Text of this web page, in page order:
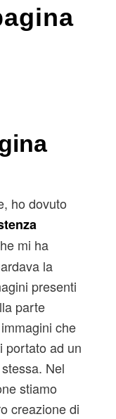
ho dovuto
mi ha
la
presenti
parte
che
portato ad un
Nel
stiamo
creazione di